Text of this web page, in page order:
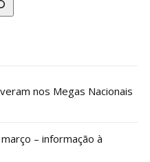
nos Megas Nacionais
– informação à